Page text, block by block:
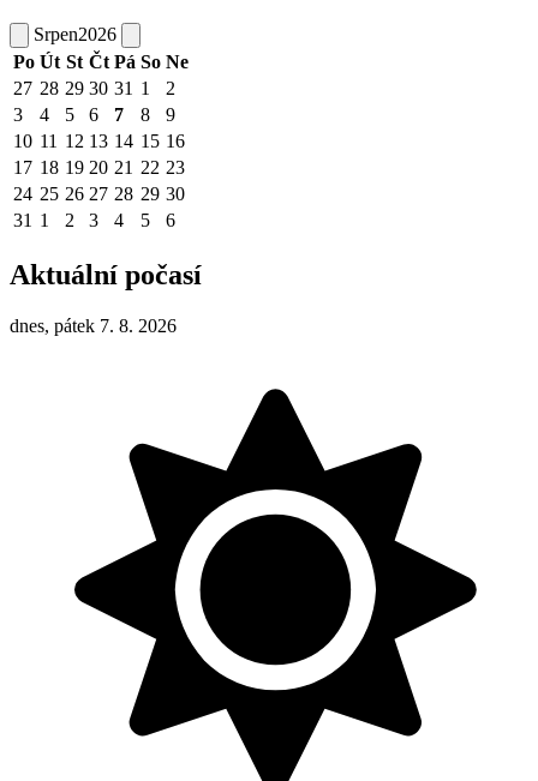
Srpen2026
Po Út St Čt Pá So Ne
27 28 29 30 31 1
2
3
4 5 6 7 8
9
10 11 12 13 14 15 16
17 18 19 20 21 22 23
24 25 26 27 28 29 30
31 1 2 3 4 5 6
Aktuální počasí
dnes, pátek 7. 8. 2026